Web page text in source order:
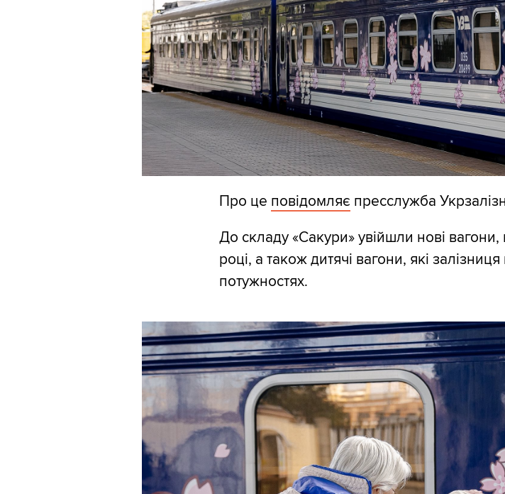
Про це повідомляє пресслужба
До складу «Сакури» увійшли нові вагони,
році, а також дитячі вагони, які
потужностях.